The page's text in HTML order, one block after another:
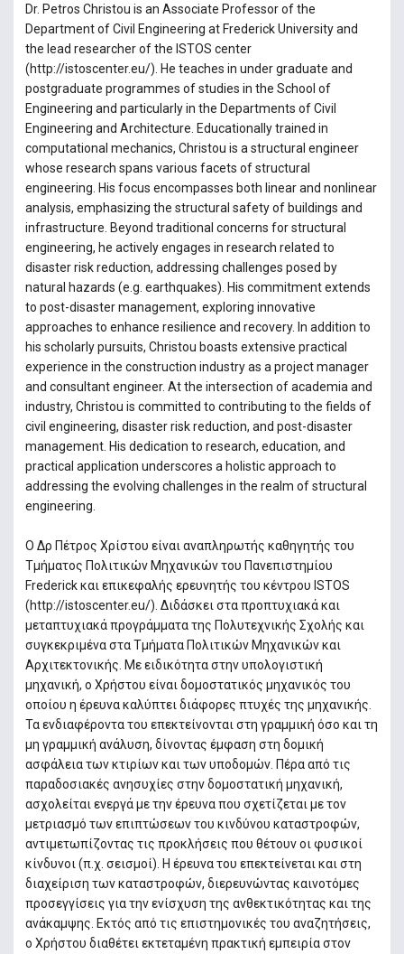
Dr. Petros Christou is an Associate Professor of the
Department of Civil Engineering at Frederick University and
the lead researcher of the ISTOS center
(http://istoscenter.eu/). He teaches in under graduate and
postgraduate programmes of studies in the School of
Engineering and particularly in the Departments of Civil
Engineering and Architecture. Educationally trained in
computational mechanics, Christou is a structural engineer
whose research spans various facets of structural
engineering. His focus encompasses both linear and nonlinear
analysis, emphasizing the structural safety of buildings and
infrastructure. Beyond traditional concerns for structural
engineering, he actively engages in research related to
disaster risk reduction, addressing challenges posed by
natural hazards (e.g. earthquakes). His commitment extends
to post-disaster management, exploring innovative
approaches to enhance resilience and recovery. In addition to
his scholarly pursuits, Christou boasts extensive practical
experience in the construction industry as a project manager
and consultant engineer. At the intersection of academia and
industry, Christou is committed to contributing to the fields of
civil engineering, disaster risk reduction, and post-disaster
management. His dedication to research, education, and
practical application underscores a holistic approach to
addressing the evolving challenges in the realm of structural
engineering.
Ο Δρ Πέτρος Χρίστου είναι αναπληρωτής καθηγητής του
Τμήματος Πολιτικών Μηχανικών του Πανεπιστημίου
Frederick και επικεφαλής ερευνητής του κέντρου ISTOS
(http://istoscenter.eu/). Διδάσκει στα προπτυχιακά και
μεταπτυχιακά προγράμματα της Πολυτεχνικής Σχολής και
συγκεκριμένα στα Τμήματα Πολιτικών Μηχανικών και
Αρχιτεκτονικής. Με ειδικότητα στην υπολογιστική
μηχανική, ο Χρήστου είναι δομοστατικός μηχανικός του
οποίου η έρευνα καλύπτει διάφορες πτυχές της μηχανικής.
Τα ενδιαφέροντα του επεκτείνονται στη γραμμική όσο και τη
μη γραμμική ανάλυση, δίνοντας έμφαση στη δομική
ασφάλεια των κτιρίων και των υποδομών. Πέρα από τις
παραδοσιακές ανησυχίες στην δομοστατική μηχανική,
ασχολείται ενεργά με την έρευνα που σχετίζεται με τον
μετριασμό των επιπτώσεων του κινδύνου καταστροφών,
αντιμετωπίζοντας τις προκλήσεις που θέτουν οι φυσικοί
κίνδυνοι (π.χ. σεισμοί). Η έρευνα του επεκτείνεται και στη
διαχείριση των καταστροφών, διερευνώντας καινοτόμες
προσεγγίσεις για την ενίσχυση της ανθεκτικότητας και της
ανάκαμψης. Εκτός από τις επιστημονικές του αναζητήσεις,
ο Χρήστου διαθέτει εκτεταμένη πρακτική εμπειρία στον